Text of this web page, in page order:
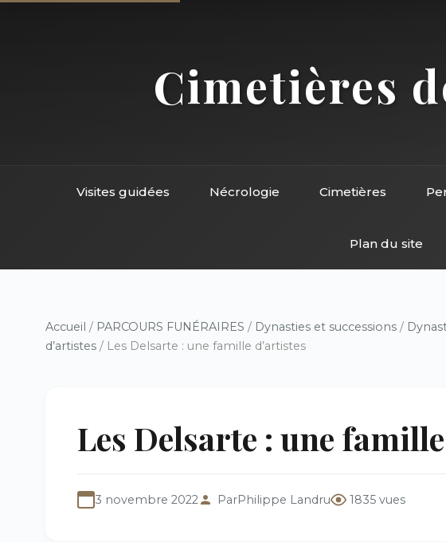
Cimetières
Visites guidées Nécrologie Cimetières
Plan du site
Accueil / PARCOURS FUNÉRAIRES / Dynasties et successions /
d’artistes / Les Delsarte : une famille d’artistes
Les Delsarte : une
3 novembre 2022 ParPhilippe Landru 1835 vues